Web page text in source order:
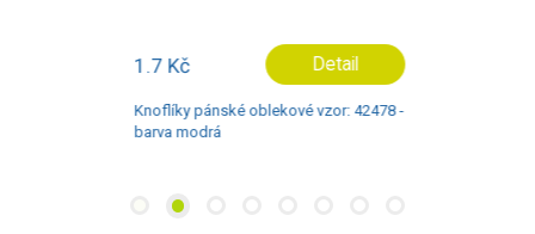
1.7 Kč Detail
Knoflíky pánské oblekové vzor: 42478 -
barva modrá